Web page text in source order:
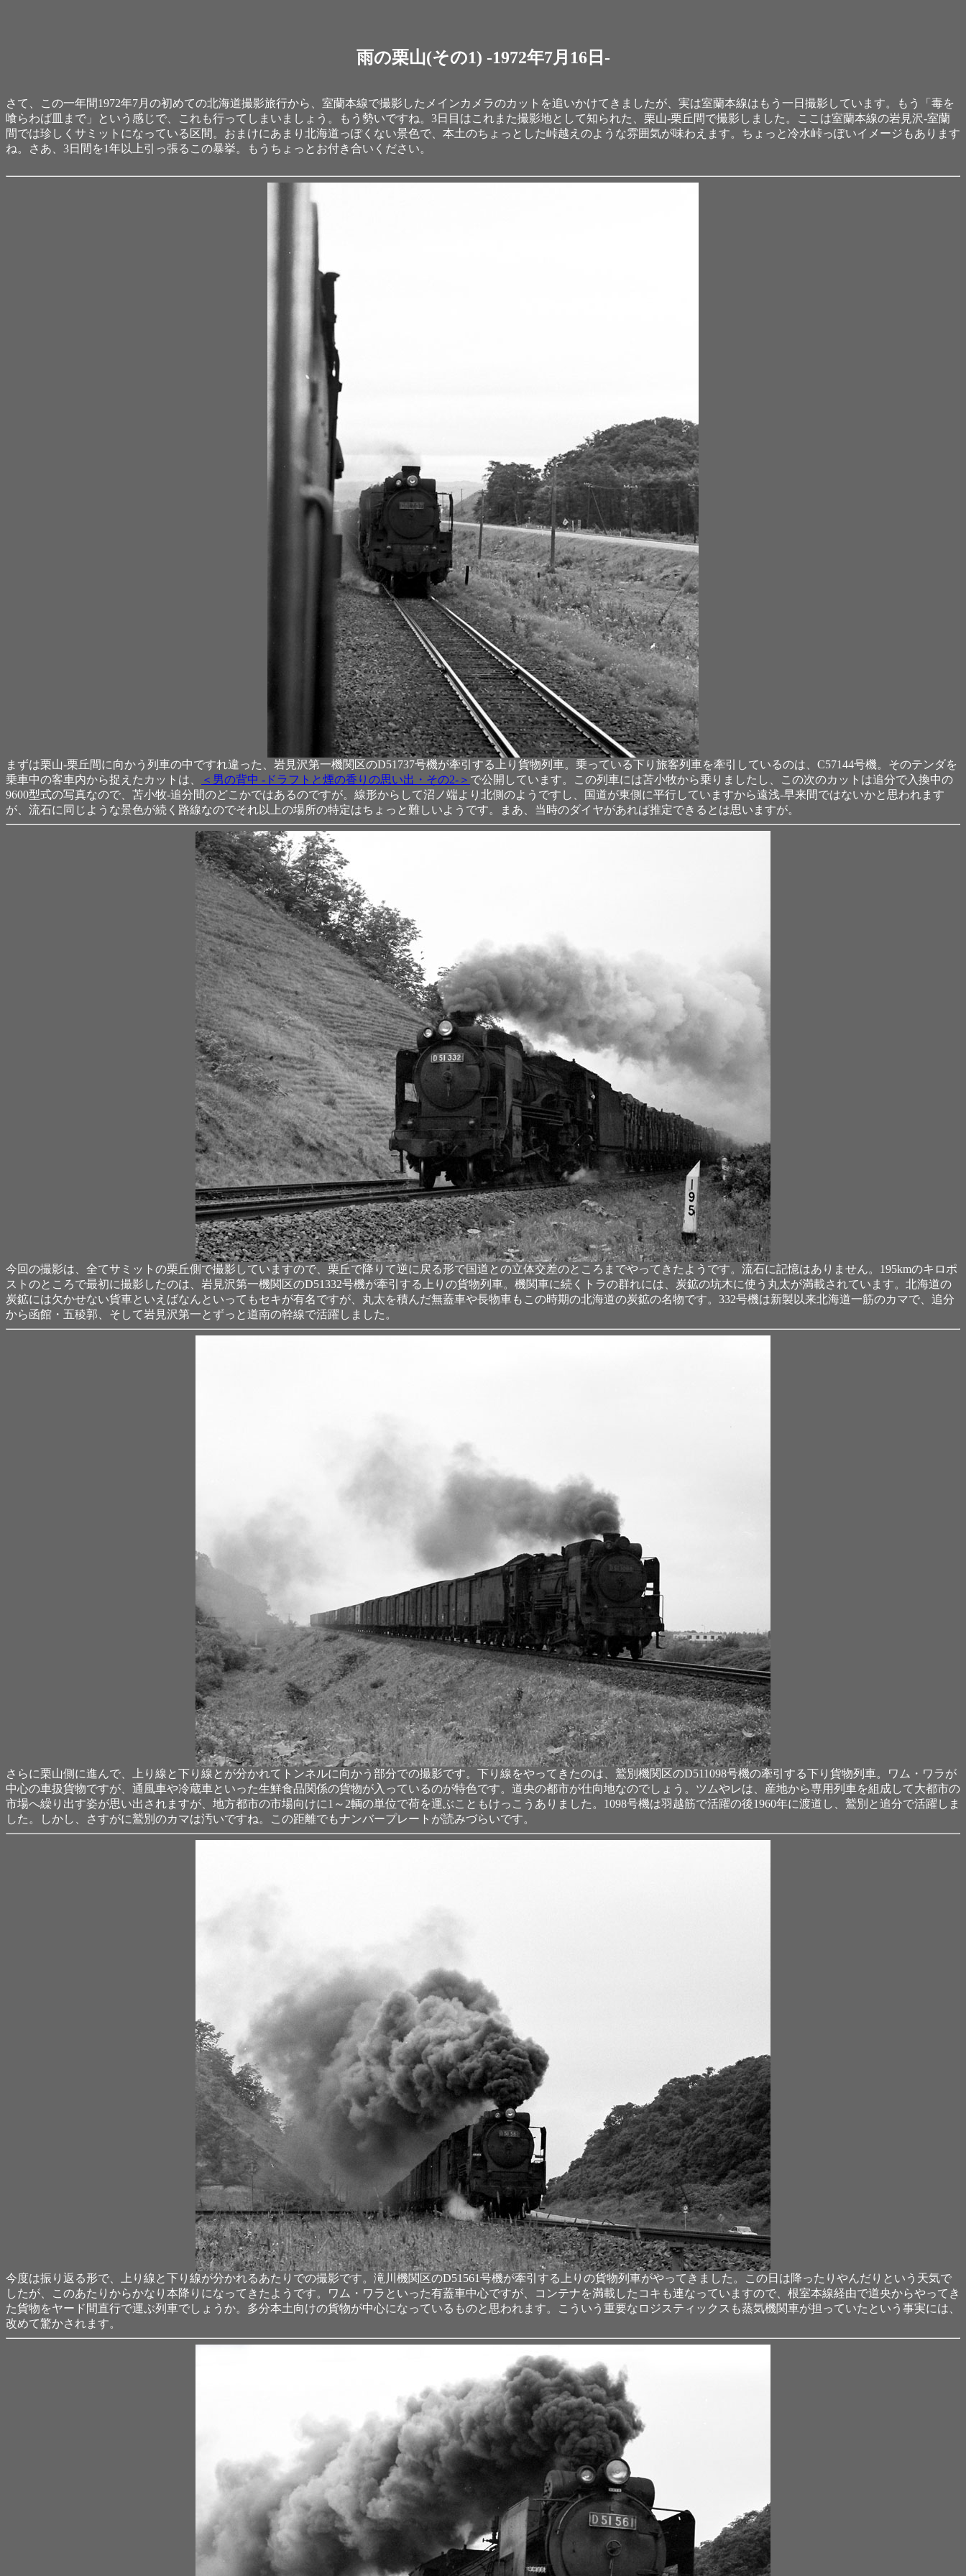
雨の栗山(その1) -1972年7月16日-
さて、この一年間1972年7月の初めての北海道撮影旅行から、室蘭本線で撮影したメインカメラのカットを追いかけてきましたが、実は室蘭本線はもう一日撮影しています。もう「毒を
喰らわば皿まで」という感じで、これも行ってしまいましょう。もう勢いですね。3日目はこれまた撮影地として知られた、栗山-栗丘間で撮影しました。ここは室蘭本線の岩見沢-室蘭
間では珍しくサミットになっている区間。おまけにあまり北海道っぽくない景色で、本土のちょっとした峠越えのような雰囲気が味わえます。ちょっと冷水峠っぽいイメージもあります
ね。さあ、3日間を1年以上引っ張るこの暴挙。もうちょっとお付き合いください。
まずは栗山-栗丘間に向かう列車の中ですれ違った、岩見沢第一機関区のD51737号機が牽引する上り貨物列車。乗っている下り旅客列車を牽引しているのは、C57144号機。そのテンダを
乗車中の客車内から捉えたカットは、
＜男の背中 -ドラフトと煙の香りの思い出・その2-＞ で公開しています。この列車には苫小牧から乗りましたし、この次のカットは追分で入換中の
9600型式の写真なので、苫小牧-追分間のどこかではあるのですが。線形からして沼ノ端より北側のようですし、国道が東側に平行していますから遠浅-早来間ではないかと思われます
が、流石に同じような景色が続く路線なのでそれ以上の場所の特定はちょっと難しいようです。まあ、当時のダイヤがあれば推定できるとは思いますが。
今回の撮影は、全てサミットの栗丘側で撮影していますので、栗丘で降りて逆に戻る形で国道との立体交差のところまでやってきたようです。流石に記憶はありません。195kmのキロポ
ストのところで最初に撮影したのは、岩見沢第一機関区のD51332号機が牽引する上りの貨物列車。機関車に続くトラの群れには、炭鉱の坑木に使う丸太が満載されています。北海道の
炭鉱には欠かせない貨車といえばなんといってもセキが有名ですが、丸太を積んだ無蓋車や長物車もこの時期の北海道の炭鉱の名物です。332号機は新製以来北海道一筋のカマで、追分
から函館・五稜郭、そして岩見沢第一とずっと道南の幹線で活躍しました。
さらに栗山側に進んで、上り線と下り線とが分かれてトンネルに向かう部分での撮影です。下り線をやってきたのは、鷲別機関区のD511098号機の牽引する下り貨物列車。ワム・ワラが
中心の車扱貨物ですが、通風車や冷蔵車といった生鮮食品関係の貨物が入っているのが特色です。道央の都市が仕向地なのでしょう。ツムやレは、産地から専用列車を組成して大都市の
市場へ繰り出す姿が思い出されますが、地方都市の市場向けに1～2輌の単位で荷を運ぶこともけっこうありました。1098号機は羽越筋で活躍の後1960年に渡道し、鷲別と追分で活躍しま
した。しかし、さすがに鷲別のカマは汚いですね。この距離でもナンバープレートが読みづらいです。
今度は振り返る形で、上り線と下り線が分かれるあたりでの撮影です。滝川機関区のD51561号機が牽引する上りの貨物列車がやってきました。この日は降ったりやんだりという天気で
したが、このあたりからかなり本降りになってきたようです。ワム・ワラといった有蓋車中心ですが、コンテナを満載したコキも連なっていますので、根室本線経由で道央からやってき
た貨物をヤード間直行で運ぶ列車でしょうか。多分本土向けの貨物が中心になっているものと思われます。こういう重要なロジスティックスも蒸気機関車が担っていたという事実には、
改めて驚かされます。